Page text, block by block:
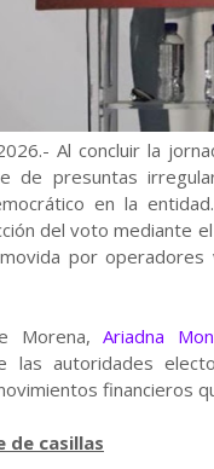
Al concluir la
de presuntas
en la
del voto mediante
por operadores
Morena,Ariadna
las autoridades
financieros
de casillas